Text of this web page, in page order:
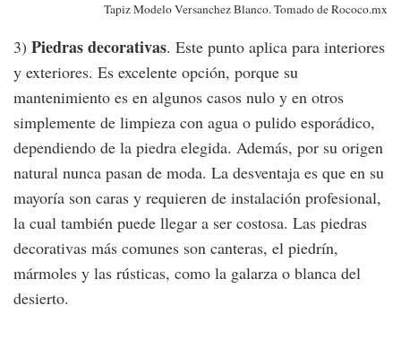
Tapiz Modelo Versanchez Blanco. Tomado de Rococo.mx
3) Piedras decorativas. Este punto aplica para interiores
y exteriores. Es excelente opción, porque su
mantenimiento es en algunos casos nulo y en otros
simplemente de limpieza con agua o pulido esporádico,
dependiendo de la piedra elegida. Además, por su origen
natural nunca pasan de moda. La desventaja es que en su
mayoría son caras y requieren de instalación profesional,
la cual también puede llegar a ser costosa. Las piedras
decorativas más comunes son canteras, el piedrín,
mármoles y las rústicas, como la galarza o blanca del
desierto.